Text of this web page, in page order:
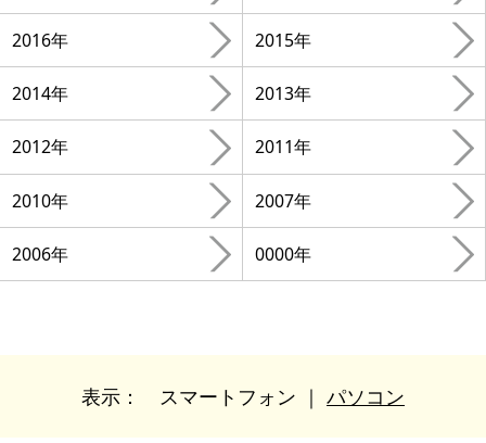
2016年 2015年
2014年 2013年
2012年 2011年
2010年 2007年
2006年 0000年
表示： スマートフォン ｜ パソコン